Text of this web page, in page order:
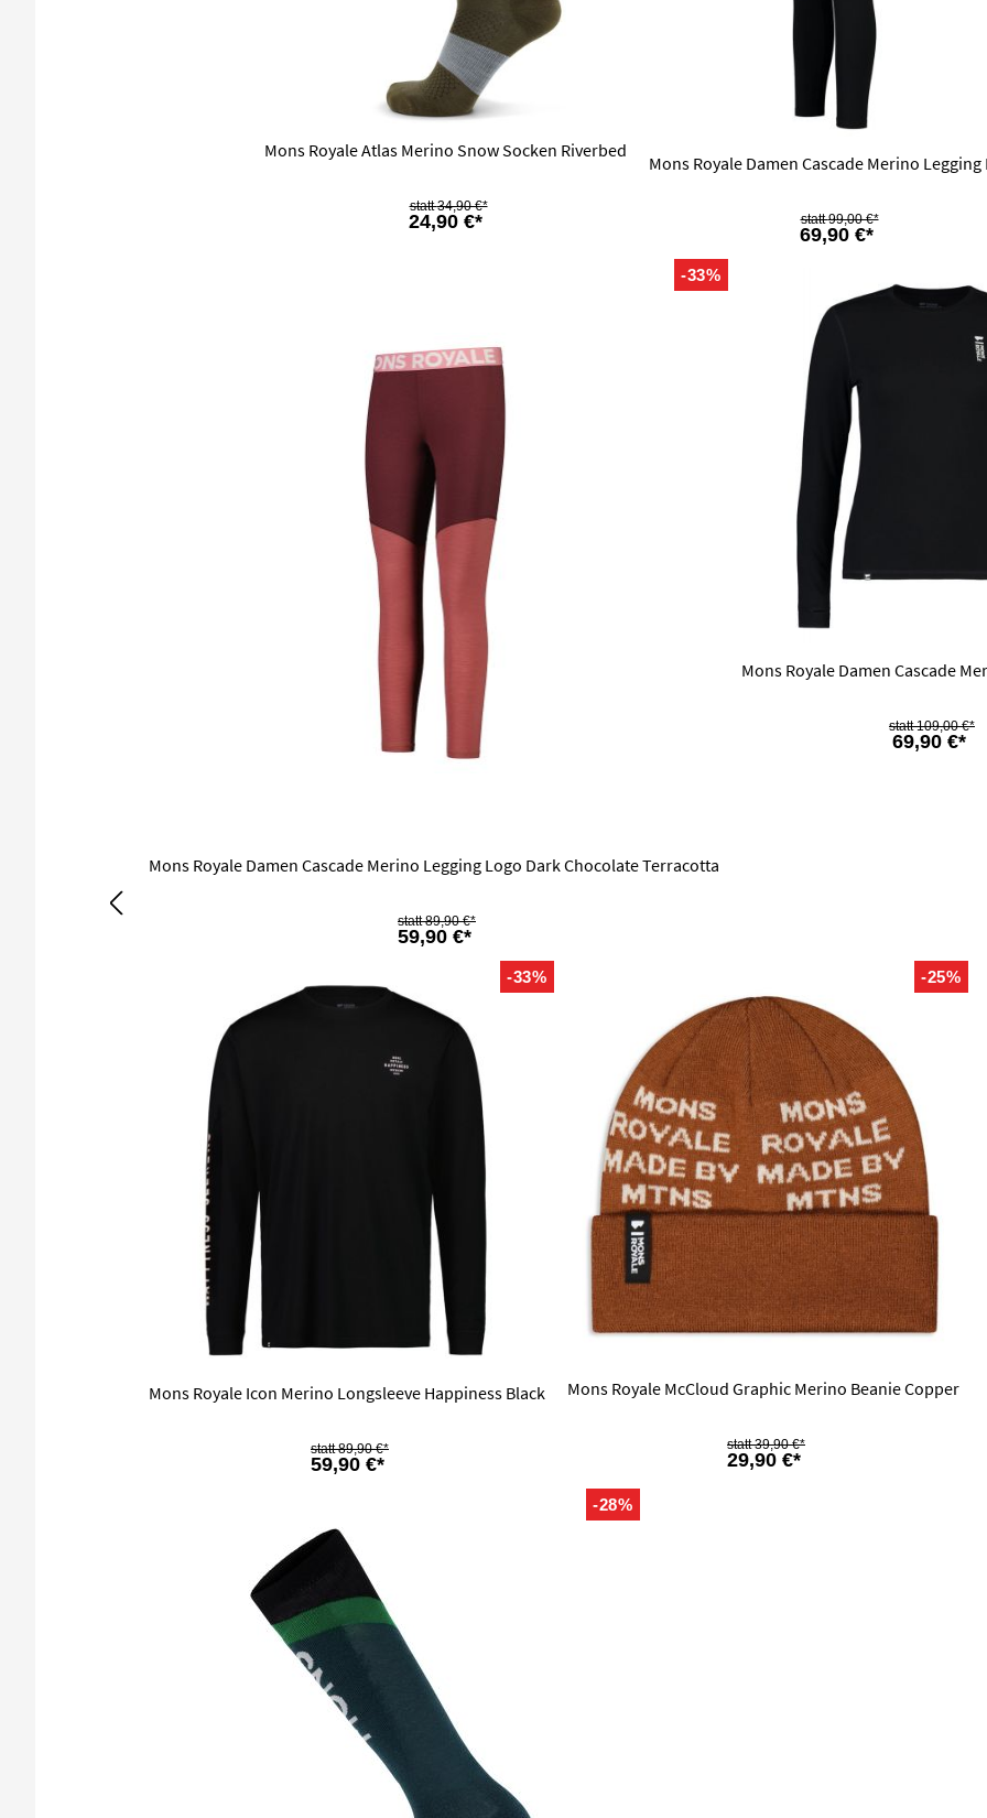
Mons Royale Atlas Merino Snow Socken Riverbed
24,90 €*
34,90 €*
Mons Royale Damen Cascade Merino Legging
69,90 €*
99,00 €*
-33%
Mons Royale Damen Cascade Merino Legging Logo Dark Chocolate Terracotta
59,90 €*
89,90 €*
Mons Royale Damen Cascade
69,90 €*
109,00 €*
-33%
Mons Royale Icon Merino Longsleeve Happiness Black
59,90 €*
89,90 €*
-25%
Mons Royale McCloud Graphic Merino Beanie Copper
29,90 €*
39,90 €*
-28%